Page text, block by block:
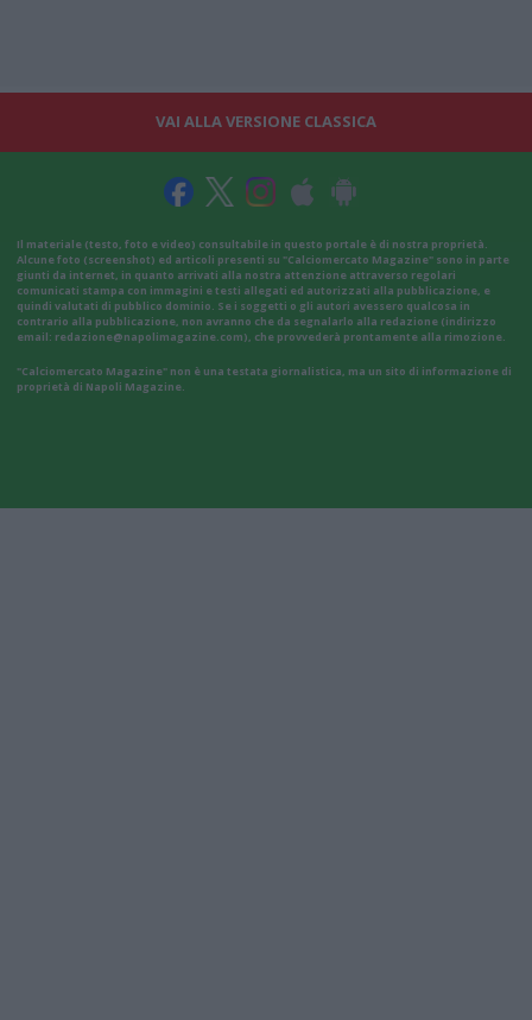
VAI ALLA VERSIONE CLASSICA
Il materiale (testo, foto e video) consultabile in questo portale è di nostra proprietà.
Alcune foto (screenshot) ed articoli presenti su "Calciomercato Magazine" sono in parte
giunti da internet, in quanto arrivati alla nostra attenzione attraverso regolari
comunicati stampa con immagini e testi allegati ed autorizzati alla pubblicazione, e
quindi valutati di pubblico dominio. Se i soggetti o gli autori avessero qualcosa in
contrario alla pubblicazione, non avranno che da segnalarlo alla redazione (indirizzo
email: redazione@napolimagazine.com), che provvederà prontamente alla rimozione.
"Calciomercato Magazine" non è una testata giornalistica, ma un sito di informazione di
proprietà di Napoli Magazine.